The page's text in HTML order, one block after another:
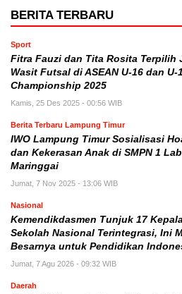
BERITA TERBARU
Sport
Fitra Fauzi dan Tita Rosita Terpilih
Wasit Futsal di ASEAN U-16 dan U-
Championship 2025
Kamis, 25 Des 2025 - 00:56 WIB
Berita Terbaru Lampung Timur
IWO Lampung Timur Sosialisasi
dan Kekerasan Anak di SMPN 1
Maringgai
Jumat, 7 Nov 2025 - 13:06 WIB
Nasional
Kemendikdasmen Tunjuk 17
Sekolah Nasional Terintegrasi, Ini
Besarnya untuk Pendidikan
Jumat, 7 Agu 2026 - 09:32 WIB
Daerah